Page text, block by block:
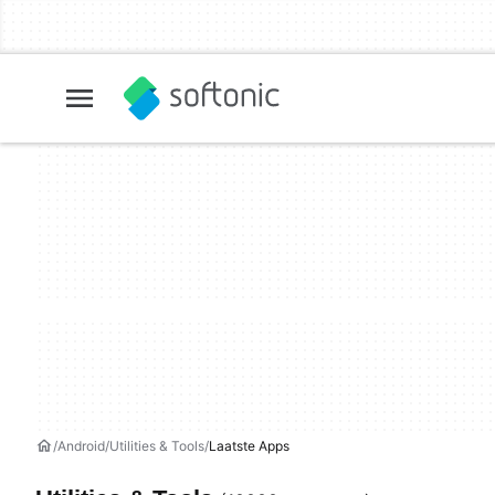
Android Utilities & Tools Laatste Apps